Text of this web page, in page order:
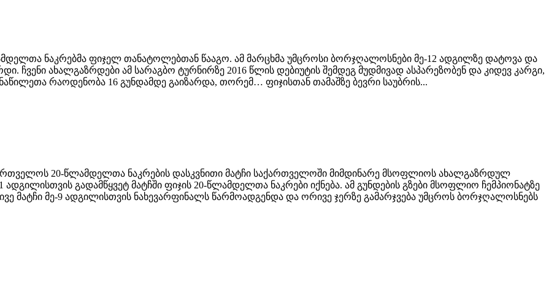
ნაკრებმა ფიჯელ თანატოლებთან წააგო. ამ მარცხმა უმცროსი ბორჯღალოსნები მე-12 ადგილზე დატოვა და
ჩვენი ახალგაზრდები ამ სარაგბო ტურნირზე 2016 წლის დებიუტის შემდეგ მუდმივად ასპარეზობენ და კიდევ კარგი,
რაოდენობა 16 გუნდამდე გაიზარდა, თორემ… ფიჯისთან თამაშზე ბევრი საუბრის...
20-წლამდელთა ნაკრების დასკვნითი მატჩი საქართველოში მიმდინარე მსოფლიოს ახალგაზრდულ
გადამწყვეტ მატჩში ფიჯის 20-წლამდელთა ნაკრები იქნება. ამ გუნდების გზები მსოფლიო ჩემპიონატზე
მატჩი მე-9 ადგილისთვის ნახევარფინალს წარმოადგენდა და ორივე ჯერზე გამარჯვება უმცროს ბორჯღალოსნებს